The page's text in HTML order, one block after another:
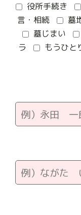
役所手続き
言・相続
墓
墓じまい
ラ
もうひと